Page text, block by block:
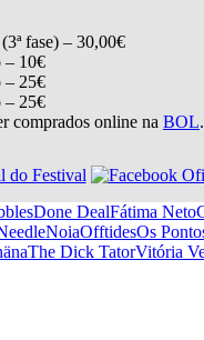
fase) – 30,00€
– 10€
– 25€
– 25€
comprados online na BOL.
Done DealFátima Neto
NoiaOfftidesOs
The Dick TatorVitória